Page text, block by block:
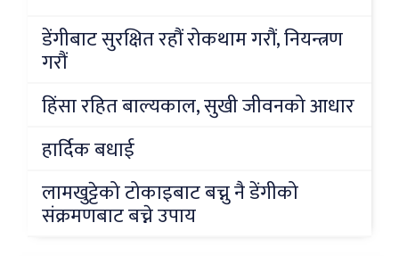
डेंगीबाट सुरक्षित रहौं रोकथाम गरौं, नियन्त्रण
गरौं
हिंसा रहित बाल्यकाल, सुखी जीवनको आधार
हार्दिक बधाई
लामखुट्टेको टोकाइबाट बच्नु नै डेंगीको
संक्रमणबाट बच्ने उपाय